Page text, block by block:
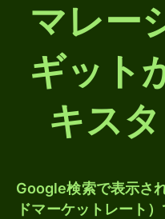
マレー
ギット
キス
Google検索で表示さ
ドマーケットレート